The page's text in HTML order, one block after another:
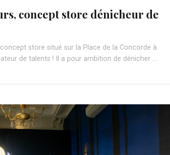
concept store dénicheur de
store situé sur la Place de la Concorde à
de talents ! Il a pour ambition de dénicher …